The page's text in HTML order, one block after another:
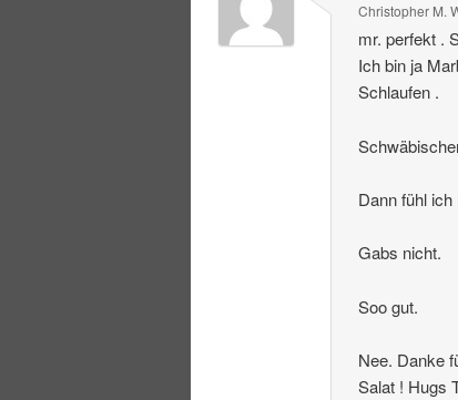
Christopher M.
mr. perfekt .
Ich bin ja
Schlaufen .
Dann fühl
Gabs nicht.
Soo gut.
Nee. Danke
Salat ! Hugs